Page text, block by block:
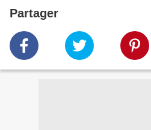
Partager